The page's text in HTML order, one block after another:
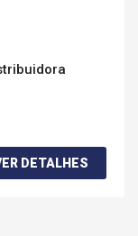
DETALHES